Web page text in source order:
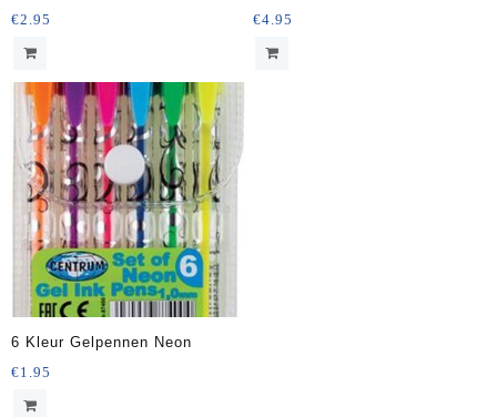
€2.95
met geur
€4.95
6 Kleur Gelpennen Neon
€1.95